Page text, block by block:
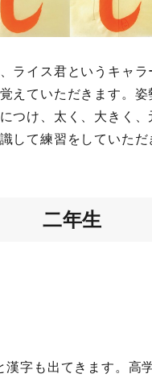
ライス君というキャラ
えていただきます。姿
つけ、太く、大きく、
して練習をしていただ
二年生
漢字も出てきます。高